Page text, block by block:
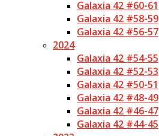
Galaxia 42 #60-61
Galaxia 42 #58-59
Galaxia 42 #56-57
2024
Galaxia 42 #54-55
Galaxia 42 #52-53
Galaxia 42 #50-51
Galaxia 42 #48-49
Galaxia 42 #46-47
Galaxia 42 #44-45